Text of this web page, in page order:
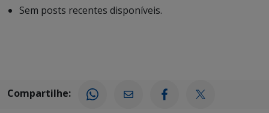
Sem posts recentes disponíveis.
Compartilhe: